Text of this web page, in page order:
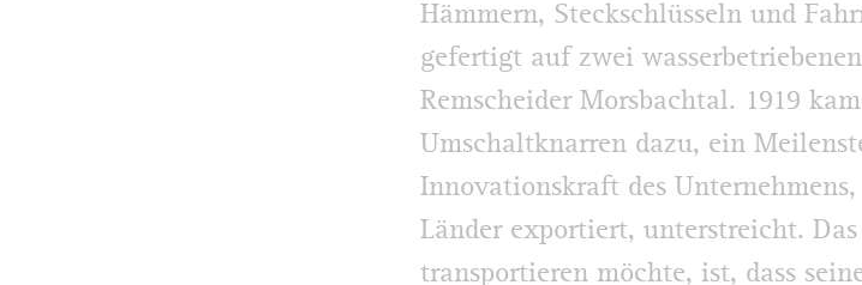
Hämmern, Steck­schlüsseln und
gefertigt auf zwei
Remscheider Morsbachtal. 1919
Umschaltknarren dazu, ein
Innovationskraft des
Länder exportiert, unterstreicht.
transportieren möchte, ist, dass